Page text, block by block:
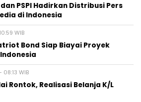
PSPI Hadirkan Distribusi Pers
di Indonesia
WIB
Bond Siap Biayai Proyek
WIB
Rontok, Realisasi Belanja K/L